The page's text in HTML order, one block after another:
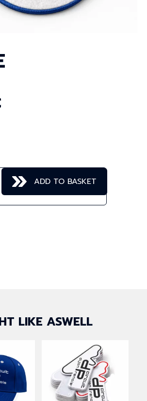
ADD TO BASKET
LIKE ASWELL